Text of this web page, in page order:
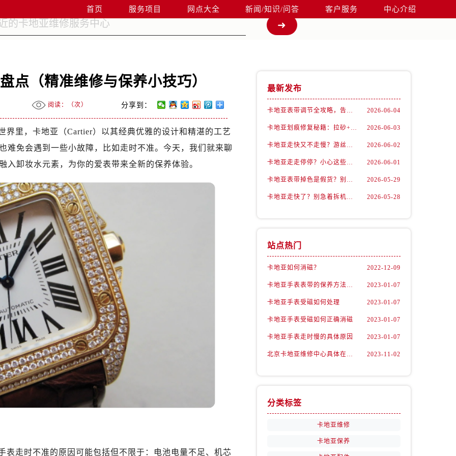
首页 服务项目 网点大全 新闻/知识/问答 客户服务 中心介绍
点（精准维修与保养小技巧）
阅读：（次） 分享到：
界里，卡地亚（Cartier）以其经典优雅的设计和精湛的工艺
难免会遇到一些小故障，比如走时不准。今天，我们就来聊
卸妆水元素，为你的爱表带来全新的保养体验。
表走时不准的原因可能包括但不限于：电池电量不足、机芯
最新发布
卡地亚表带调节全攻略，告别过短烦恼 2026-06-04
卡地亚划痕修复秘籍：拉砂+抛光双工艺还原如新 2026-06-03
卡地亚走快又不走慢？游丝问题你了解多少？ 2026-06-02
卡地亚走走停停？小心这些隐藏杀手 2026-06-01
卡地亚表带掉色是假货？别急，可能是这些日常习惯惹的祸 2026-05-29
卡地亚走快了？别急着拆机，先做这一步 2026-05-28
站点热门
卡地亚如何消磁？ 2022-12-09
卡地亚手表表带的保养方法有哪些？ 2023-01-07
卡地亚手表受磁如何处理 2023-01-07
卡地亚手表受磁如何正确消磁 2023-01-07
卡地亚手表走时慢的具体原因 2023-01-07
北京卡地亚维修中心具体在哪里？ 2023-11-02
分类标签
卡地亚维修
卡地亚保养